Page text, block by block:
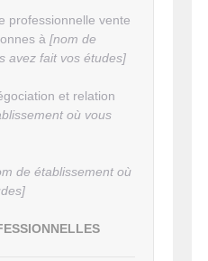
professionnelle vente
à [nom de
avez fait vos études]
et relation
où vous
de établissement où